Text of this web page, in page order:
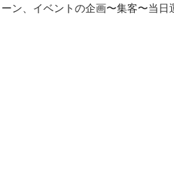
ン、イベントの企画〜集客〜当日